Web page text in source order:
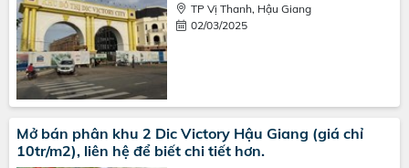
TP Vị Thanh, Hậu Giang
02/03/2025
Mở bán phân khu 2 Dic Victory Hậu Giang (giá chỉ
10tr/m2), liên hệ để biết chi tiết hơn.